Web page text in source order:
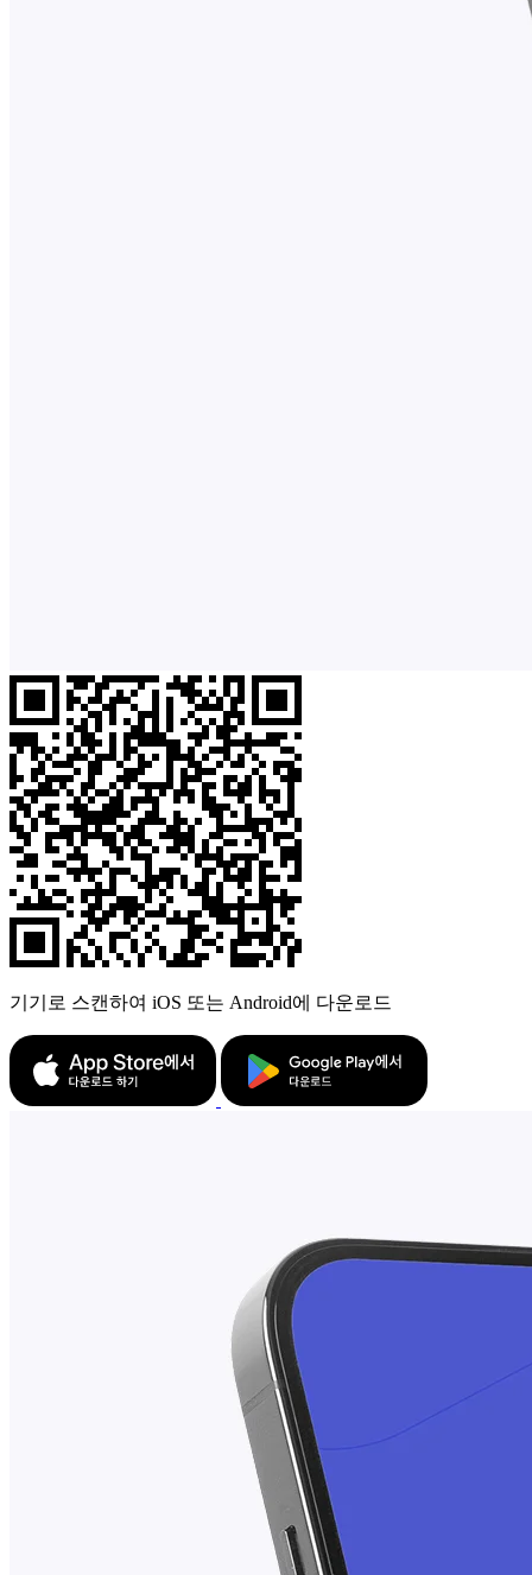
기기로 스캔하여 iOS 또는 Android에 다운로드